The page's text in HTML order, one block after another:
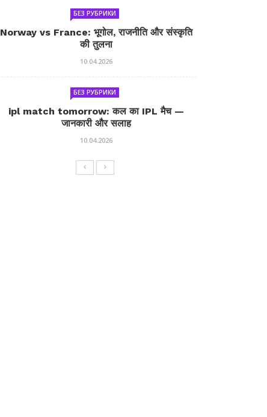
БЕЗ РУБРИКИ
Norway vs France: भूगोल, राजनीति और संस्कृति
की तुलना
10.04.2026
БЕЗ РУБРИКИ
ipl match tomorrow: कल का IPL मैच —
जानकारी और सलाह
10.04.2026